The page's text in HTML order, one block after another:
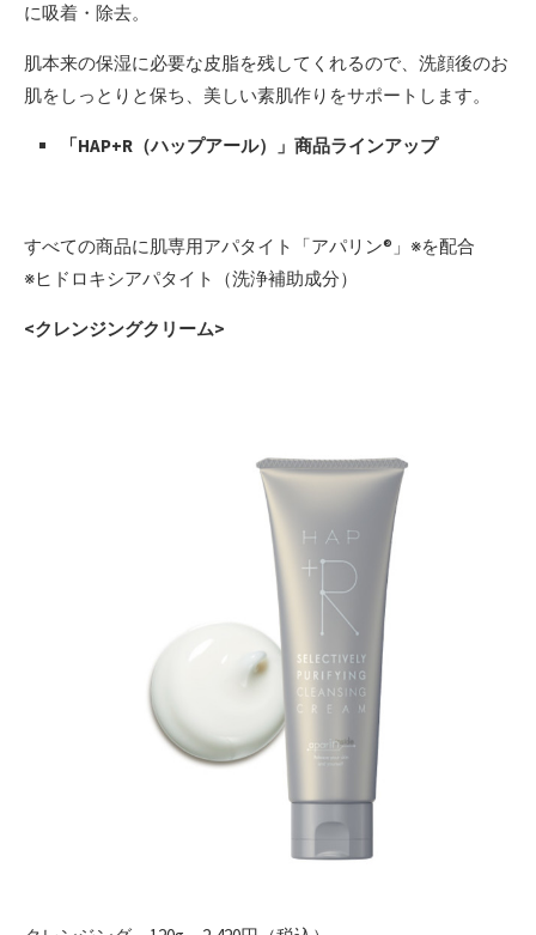
に吸着・除去。
肌本来の保湿に必要な皮脂を残してくれるので、洗顔後のお
肌をしっとりと保ち、美しい素肌作りをサポートします。
「HAP+R（ハップアール）」商品ラインアップ
すべての商品に肌専用アパタイト「アパリン®」※を配合
※ヒドロキシアパタイト（洗浄補助成分）
<クレンジングクリーム>